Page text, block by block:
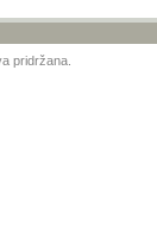
pridržana.